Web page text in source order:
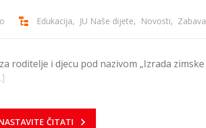
Edukacija, JU Naše dijete, Novosti, Zabava
roditelje i djecu pod nazivom „Izrada zimske
ČITATI